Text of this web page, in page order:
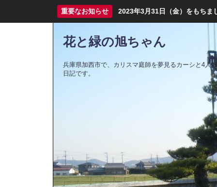
重要なお知らせ 2023年3月31日（金）をもちま
花と緑の旭ちゃん
兵庫県加西市で、カリスマ庭師を夢見るカーシと4人
日記です。